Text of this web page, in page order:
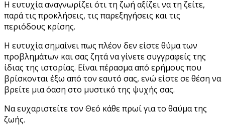
Η ευτυχία αναγνωρίζει ότι τη ζωή αξίζει να τη ζείτε,
παρά τις προκλήσεις, τις παρεξηγήσεις και τις
περιόδους κρίσης.
Η ευτυχία σημαίνει πως πλέον δεν είστε θύμα των
προβλημάτων και σας ζητά να γίνετε συγγραφείς της
ίδιας της ιστορίας. Είναι πέρασμα από ερήμους που
βρίσκονται έξω από τον εαυτό σας, ενώ είστε σε θέση να
βρείτε μια όαση στο μυστικό της ψυχής σας.
Να ευχαριστείτε τον Θεό κάθε πρωί για το θαύμα της
ζωής.